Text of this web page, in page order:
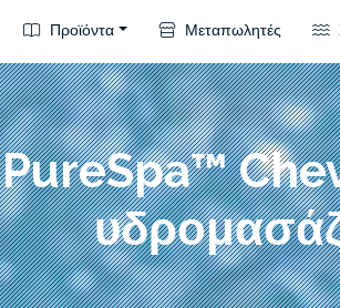
Προϊόντα Μεταπωλητές
PureSpa™